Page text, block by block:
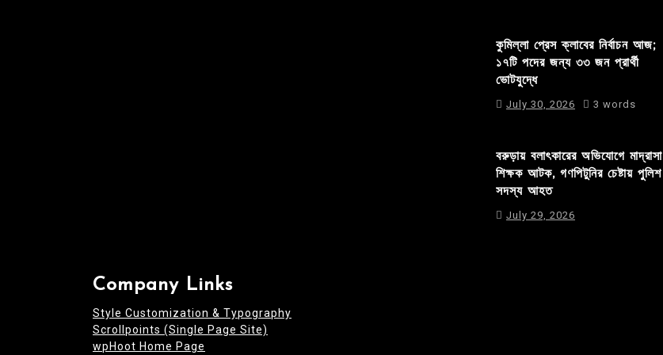
কুমিল্লা প্রেস ক্লাবের নির্বাচন আজ;
১৭টি পদের জন্য ৩৩ জন প্রার্থী
ভোটযুদ্ধে
July 30, 2026 3 words
বরুড়ায় বলাৎকারের অভিযোগে মাদ্রাসা
শিক্ষক আটক, গণপিটুনির চেষ্টায় পুলিশ
সদস্য আহত
July 29, 2026
Company Links
Style Customization & Typography
Scrollpoints (Single Page Site)
wpHoot Home Page